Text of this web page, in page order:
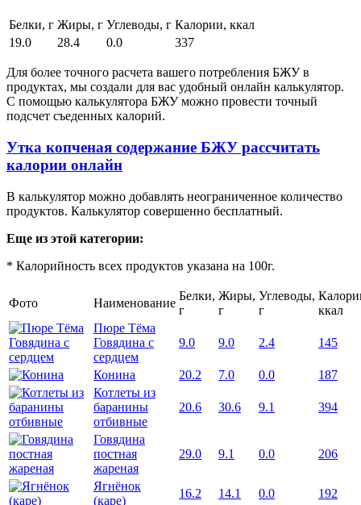
Белки, г Жиры, г Углеводы, г Калории, ккал
19.0
28.4 0.0 337
Для более точного расчета вашего потребления БЖУ в
продуктах, мы создали для вас удобный онлайн калькулятор.
С помощью калькулятора БЖУ можно провести точный
подсчет съеденных калорий.
Утка копченая содержание БЖУ рассчитать
калории онлайн
В калькулятор можно добавлять неограниченное количество
продуктов. Калькулятор совершенно бесплатный.
Еще из этой категории:
* Калорийность всех продуктов указана на 100г.
Фото Наименование
Белки,
г
Жиры,
г
Углеводы,
г
ккал
Пюре Тёма
Говядина с
сердцем
9.0 9.0 2.4 145
Конина 20.2 7.0 0.0
187
Котлеты из
баранины
отбивные
20.6 30.6 9.1 394
Говядина
постная
жареная
29.0 9.1 0.0 206
Ягнёнок
(каре)
16.2 14.1 0.0 192